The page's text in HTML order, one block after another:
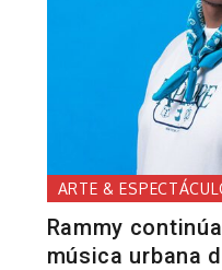
ARTE &
Rammy
música urbana